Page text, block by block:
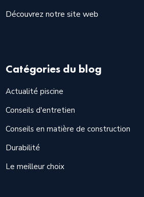
Découvrez notre site web
Catégories du blog
Actualité piscine
Conseils d'entretien
Conseils en matière de construction
Durabilité
Le meilleur choix